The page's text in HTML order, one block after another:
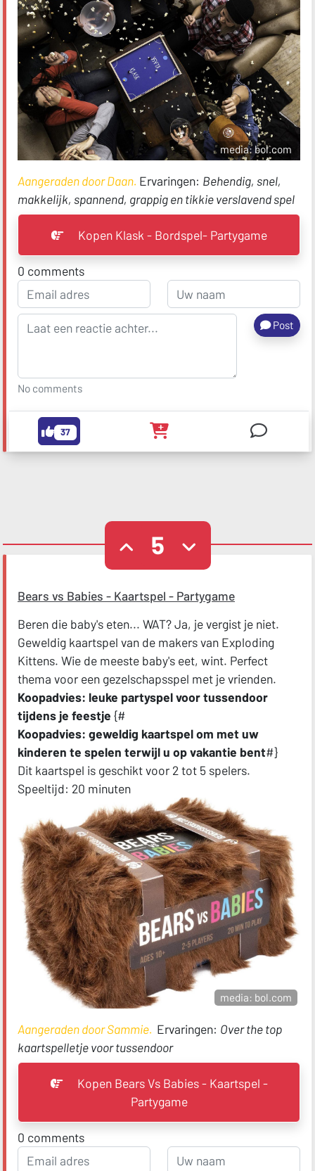
media: bol.com
Aangeraden door Daan. Ervaringen: Behendig, snel,
makkelijk, spannend, grappig en tikkie verslavend spel
Kopen Klask - Bordspel- Partygame
0 comments
Post
No comments
37
5
Bears vs Babies - Kaartspel - Partygame
Beren die baby's eten... WAT? Ja, je vergist je niet.
Geweldig kaartspel van de makers van Exploding
Kittens. Wie de meeste baby's eet, wint. Perfect
thema voor een gezelschapsspel met je vrienden.
Koopadvies: leuke partyspel voor tussendoor
tijdens je feestje {#
Koopadvies: geweldig kaartspel om met uw
kinderen te spelen terwijl u op vakantie bent#}
Dit kaartspel is geschikt voor 2 tot 5 spelers.
Speeltijd: 20 minuten
media: bol.com
Aangeraden door Sammie. Ervaringen: Over the top
kaartspelletje voor tussendoor
Kopen Bears Vs Babies - Kaartspel -
Partygame
0 comments